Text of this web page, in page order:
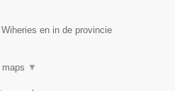
en in de provincie
▼